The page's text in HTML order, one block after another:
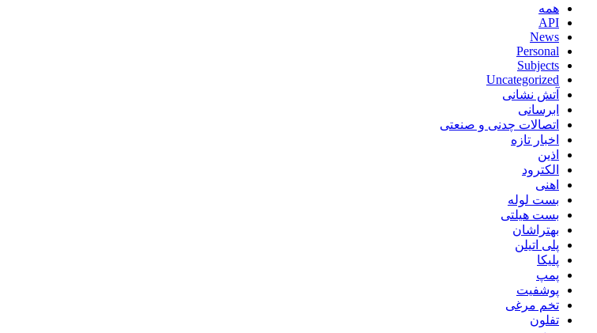
همه
API
News
Personal
Subjects
Uncategorized
آتش نشانی
ابرسانی
اتصالات چدنی و صنعتی
اخبار تازه
اذین
الکترود
اهنی
بست لوله
بست هیلتی
بهتراشان
پلی اتیلن
پلیکا
پمپ
پوشفیت
تخم مرغی
تفلون